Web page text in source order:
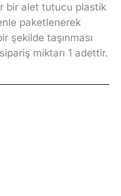
bir alet tutucu plastik
paketlenerek
şekilde taşınması
miktarı 1 adettir.